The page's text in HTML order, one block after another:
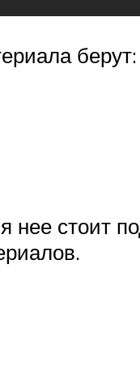
берут:
стоит